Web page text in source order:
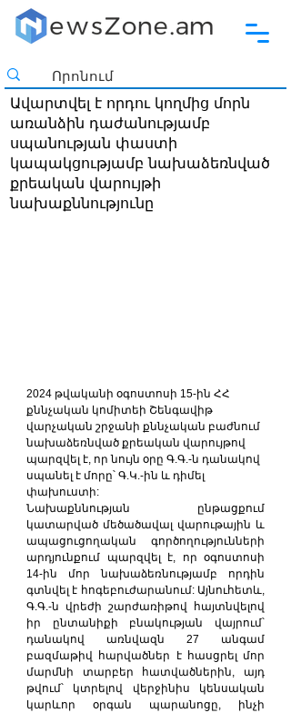
Ավարտվել է որդու կողմից մորն
առանձին դաժանությամբ
սպանության փաստի
կապակցությամբ նախաձեռնված
քրեական վարույթի
նախաքննությունը
2024 թվականի օգոստոսի 15-ին ՀՀ
քննչական կոմիտեի Շենգավիթ
վարչական շրջանի քննչական բաժնում
նախաձեռնված քրեական վարույթով
պարզվել է, որ նույն օրը Գ.Գ.-ն դանակով
սպանել է մորը՝ Գ.Կ.-ին և դիմել
փախուստի:
Նախաքննության ընթացքում
կատարված մեծածավալ վարութային և
ապացուցողական գործողությունների
արդյունքում պարզվել է, որ օգոստոսի
14-ին մոր նախաձեռնությամբ որդին
գտնվել է հոգեբուժարանում: Այնուհետև,
Գ.Գ.-ն վրեժի շարժառիթով հայտնվելով
իր ընտանիքի բնակության վայրում՝
դանակով առնվազն 27 անգամ
բազմաթիվ հարվածներ է հասցրել մոր
մարմնի տարբեր հատվածներին, այդ
թվում՝ կտրելով վերջինիս կենսական
կարևոր օրգան պարանոցը, ինչի